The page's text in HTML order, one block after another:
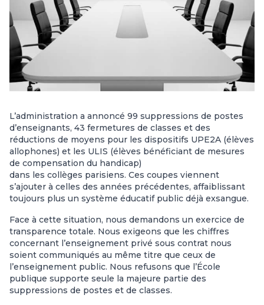
L’administration a annoncé 99 suppressions de postes
d’enseignants, 43 fermetures de classes et des
réductions de moyens pour les dispositifs UPE2A (élèves
allophones) et les ULIS (élèves bénéficiant de mesures
de compensation du handicap)
dans les collèges parisiens. Ces coupes viennent
s’ajouter à celles des années précédentes, affaiblissant
toujours plus un système éducatif public déjà exsangue.
Face à cette situation, nous demandons un exercice de
transparence totale. Nous exigeons que les chiffres
concernant l’enseignement privé sous contrat nous
soient communiqués au même titre que ceux de
l’enseignement public. Nous refusons que l’École
publique supporte seule la majeure partie des
suppressions de postes et de classes.